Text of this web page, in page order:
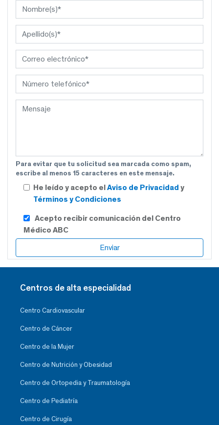
Para evitar que tu solicitud sea marcada como spam,
escribe al menos 15 caracteres en este mensaje.
He leído y acepto elAviso de Privacidad y
Términos y Condiciones
Acepto recibir comunicación del Centro
Médico ABC
Centros de alta especialidad
Centro Cardiovascular
Centro de Cáncer
Centro de la Mujer
Centro de Nutrición y Obesidad
Centro de Ortopedia y Traumatología
Centro de Pediatría
Centro de Cirugía